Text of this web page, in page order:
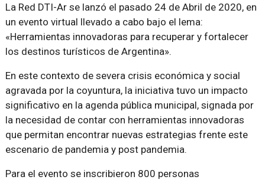
La Red DTI-Ar se lanzó el pasado 24 de Abril de 2020, en
un evento virtual llevado a cabo bajo el lema:
«Herramientas innovadoras para recuperar y fortalecer
los destinos turísticos de Argentina».
En este contexto de severa crisis económica y social
agravada por la coyuntura, la iniciativa tuvo un impacto
significativo en la agenda pública municipal, signada por
la necesidad de contar con herramientas innovadoras
que permitan encontrar nuevas estrategias frente este
escenario de pandemia y post pandemia.
Para el evento se inscribieron 800 personas